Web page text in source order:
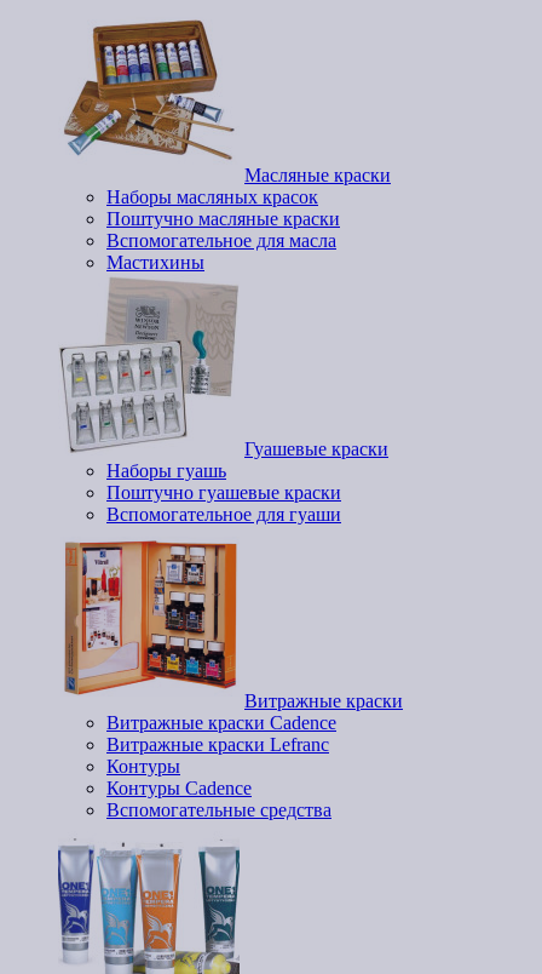
Масляные краски
Наборы масляных красок
Поштучно масляные краски
Вспомогательное для масла
Мастихины
Гуашевые краски
Наборы гуашь
Поштучно гуашевые краски
Вспомогательное для гуаши
Витражные краски
Витражные краски Cadence
Витражные краски Lefranc
Контуры
Контуры Cadence
Вспомогательные средства